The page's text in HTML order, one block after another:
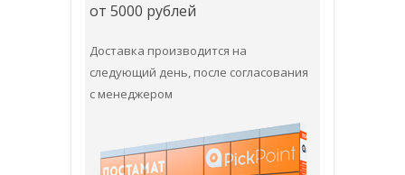
от 5000 рублей
Доставка производится на
следующий день, после согласования
с менеджером